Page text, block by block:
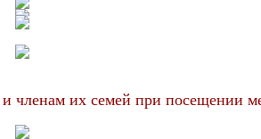
их семей при посещении